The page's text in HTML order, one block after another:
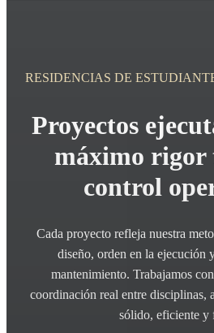
RESIDENCIAS DE
Proyectos
máximo rigor
control
Cada proyecto refleja nuestra
diseño, orden en la ejecución
mantenimiento. Trabajamos
coordinación real entre disciplinas,
sólido, eficiente y